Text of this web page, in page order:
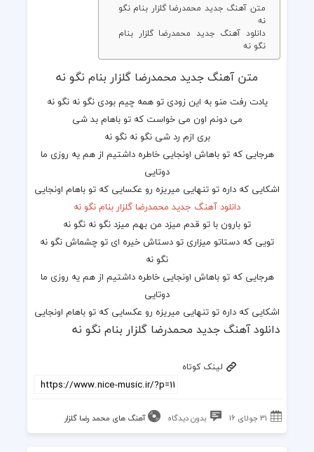
متن آهنگ جدید محمدرضا گلزار بنام نگو
نه
دانلود آهنگ جدید محمدرضا گلزار بنام
نگو نه
متن آهنگ جدید محمدرضا گلزار بنام نگو نه
یادت رفت منو به این زودی تو همه چیم بودی نگو نه نگو نه
می دونم اون می خواست که تو باهام بد شی
بری ازم رد شی نگو نه نگو نه
هرجایی که تو باهاش اونجایی خاطره داشتیم از هم یه روزی ما
دوتایی
اشکایی که داره تو تنهایی میریزه رو عکسایی که تو باهام اونجایی
دانلود آهنگ جدید محمدرضا گلزار بنام نگو نه
تو بارون با تو قدم میزد من بهم میزد نگو نه نگو نه
تویی که دستاتو میزاری تو دستاش خیره ای تو چشماش نگو نه
نگو نه
هرجایی که تو باهاش اونجایی خاطره داشتیم از هم یه روزی ما
دوتایی
اشکایی که داره تو تنهایی میریزه رو عکسایی که تو باهام اونجایی
دانلود آهنگ جدید محمدرضا گلزار بنام نگو نه
لینک کوتاه
31 جولای 16 بدون دیدگاه آهنگ های محمد رضا گلزار